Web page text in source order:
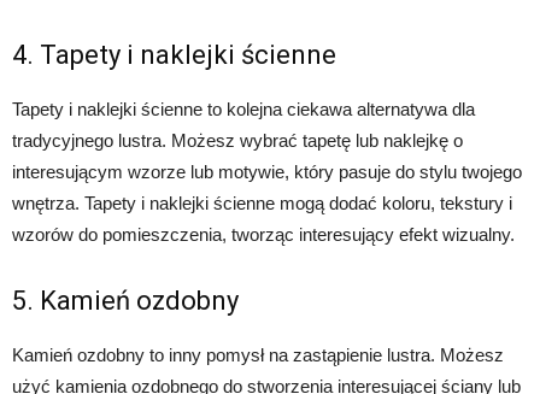
4. Tapety i naklejki ścienne
Tapety i naklejki ścienne to kolejna ciekawa alternatywa dla
tradycyjnego lustra. Możesz wybrać tapetę lub naklejkę o
interesującym wzorze lub motywie, który pasuje do stylu twojego
wnętrza. Tapety i naklejki ścienne mogą dodać koloru, tekstury i
wzorów do pomieszczenia, tworząc interesujący efekt wizualny.
5. Kamień ozdobny
Kamień ozdobny to inny pomysł na zastąpienie lustra. Możesz
użyć kamienia ozdobnego do stworzenia interesującej ściany lub